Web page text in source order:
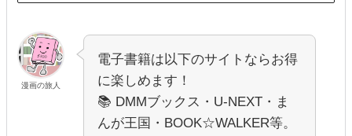
漫画の旅人
電子書籍は以下のサイトならお得
に楽しめます！
📚 DMMブックス・U-NEXT・ま
んが王国・BOOK☆WALKER等。